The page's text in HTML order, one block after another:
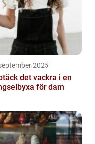
2025
det vackra i en
för dam